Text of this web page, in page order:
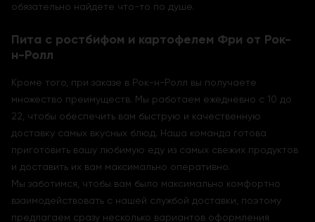
обязательно найдете что-то по душе.
Пита с ростбифом и картофелем Фри от Рок-
н-Ролл
Кроме того, при заказе в Рок-н-Ролл вы получаете
множество преимуществ. Мы работаем ежедневно с 10 до
22, чтобы обеспечить вам быструю и качественную
доставку самых вкусных блюд. Наша команда готова
приготовить вашу любимую еду из самых свежих продуктов
и доставить их вам максимально оперативно.
Мы заботимся, чтобы вам было максимально комфортно
взаимодействовать с нашей службой доставки, поэтому
предлагаем сразу несколько вариантов оформления